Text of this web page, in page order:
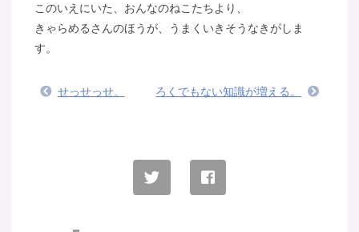
このいえにいた、おんなのねこたちより、
きゃらめるさんのほうが、うまくいきそうなきがしま
す。
せっせっせ。 ろくでもない知識が増える。